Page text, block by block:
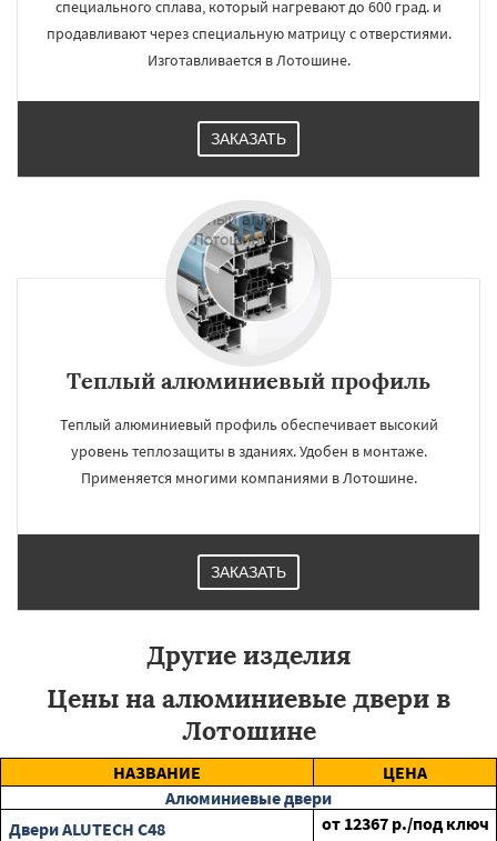
специального сплава, который нагревают до 600 град. и
продавливают через специальную матрицу с отверстиями.
Изготавливается в Лотошине.
ЗАКАЗАТЬ
Теплый алюминиевый профиль
Теплый алюминиевый профиль обеспечивает высокий
уровень теплозащиты в зданиях. Удобен в монтаже.
Применяется многими компаниями в Лотошине.
ЗАКАЗАТЬ
Другие изделия
Цены на алюминиевые двери в
Лотошине
НАЗВАНИЕ
ЦЕНА
Алюминиевые двери
Двери ALUTECH С48
от 12367 р./под ключ